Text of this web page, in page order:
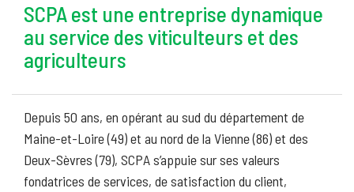
SCPA est une entreprise dynamique
au service des viticulteurs et des
agriculteurs
Depuis 50 ans, en opérant au sud du département de
Maine-et-Loire (49) et au nord de la Vienne (86) et des
Deux-Sèvres (79), SCPA s’appuie sur ses valeurs
fondatrices de services, de satisfaction du client,